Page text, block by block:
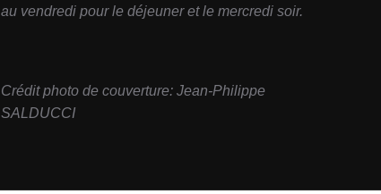
au vendredi pour le déjeuner et le mercredi soir.
Crédit photo de couverture: Jean-Philippe
SALDUCCI